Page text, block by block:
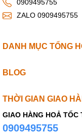
0909495755
ZALO 0909495755
DANH MỤC TỔNG
BLOG
THỜI GIAN GIAO
GIAO HÀNG HOẢ
0909495755